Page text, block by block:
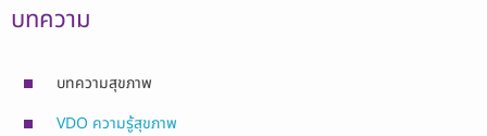
บทความ
บทความสุขภาพ
VDO ความรู้สุขภาพ